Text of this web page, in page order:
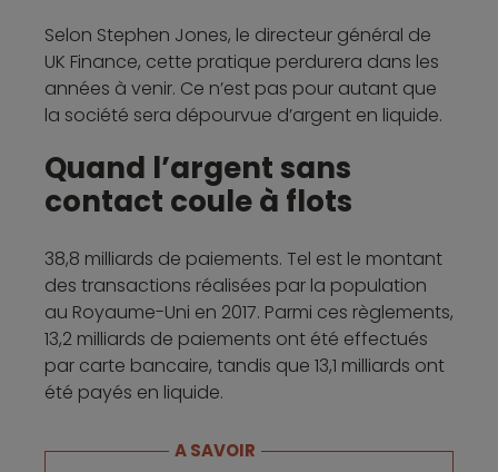
Selon Stephen Jones, le directeur général de
UK Finance, cette pratique perdurera dans les
années à venir. Ce n’est pas pour autant que
la société sera dépourvue d’argent en liquide.
Quand l’argent sans
contact coule à flots
38,8 milliards de paiements. Tel est le montant
des transactions réalisées par la population
au Royaume-Uni en 2017. Parmi ces règlements,
13,2 milliards de paiements ont été effectués
par carte bancaire, tandis que 13,1 milliards ont
été payés en liquide.
A SAVOIR